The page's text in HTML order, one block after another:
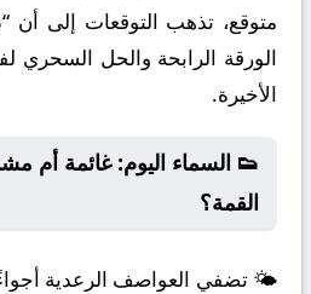
متوقع، تذهب التوقعات إلى أن
الورقة الرابحة والحل السحري
الأخيرة.
👟 السماء اليوم: غائمة أم
القمة؟
🌤️ تضفي العواصف الرعدية أجواءً